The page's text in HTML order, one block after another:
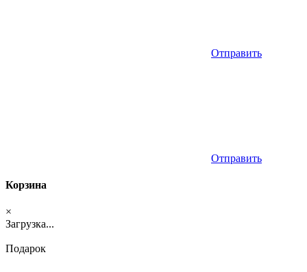
Отправить
Отправить
Корзина
×
Загрузка...
Подарок